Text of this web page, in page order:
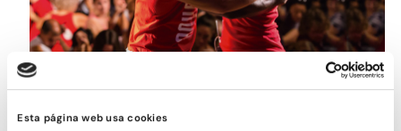
Esta página web usa cookies